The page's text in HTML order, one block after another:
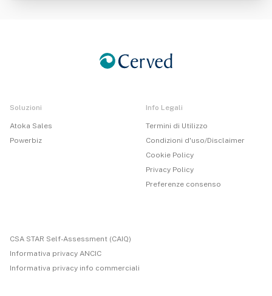
Soluzioni
Atoka Sales
Powerbiz
Info Legali
Termini di Utilizzo
Condizioni d'uso/Disclaimer
Cookie Policy
Privacy Policy
Preferenze consenso
CSA STAR Self-Assessment (CAIQ)
Informativa privacy ANCIC
Informativa privacy info commerciali